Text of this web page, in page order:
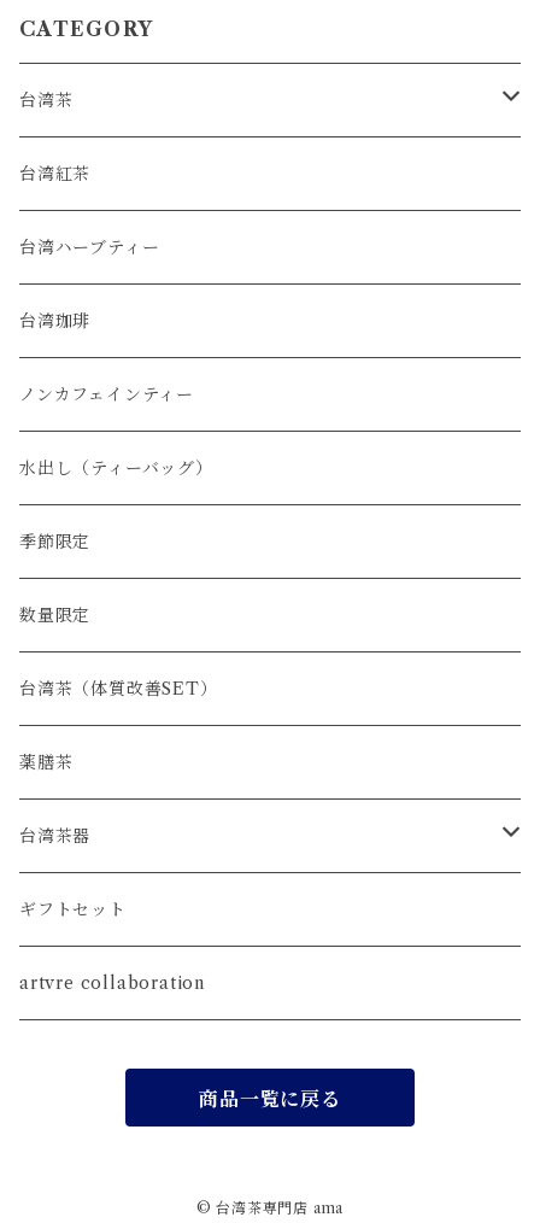
CATEGORY
台湾茶
烏龍茶
緑茶
普洱茶
白茶
台湾紅茶
台湾ハーブティー
台湾珈琲
ノンカフェインティー
水出し（ティーバッグ）
季節限定
数量限定
台湾茶（体質改善SET）
薬膳茶
台湾茶器
SET
茶壺
ギフトセット
artvre collaboration
商品一覧に戻る
© 台湾茶専門店 ama